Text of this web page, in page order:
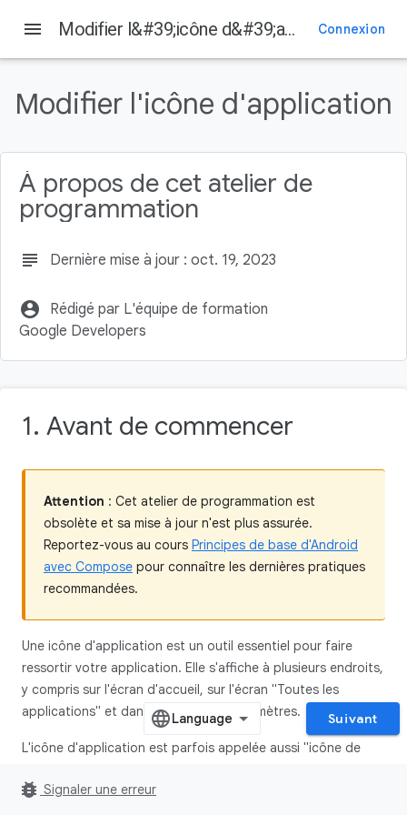
Avant de commencer
Conditions préalables
Objectifs de l'atelier
Ce dont vous avez besoin
menu Modifier l&#39;icône d&#39;application Connexion
Modifier l'icône d'application
À propos de cet atelier de
programmation
subject Dernière mise à jour : oct. 19, 2023
account_circle
Rédigé par L'équipe de formation
Google Developers
1. Avant de commencer
Attention : Cet atelier de programmation est
obsolète et sa mise à jour n'est plus assurée.
Reportez-vous au cours Principes de base d'Android
avec Compose pour connaître les dernières pratiques
recommandées.
Une icône d'application est un outil essentiel pour faire
ressortir votre application. Elle s'affiche à plusieurs endroits,
y compris sur l'écran d'accueil, sur l'écran "Toutes les
applications" et dans l'application Paramètres.
L'icône d'application est parfois appelée aussi "icône de
vous appuyez sur le bouton Accueil d'un appareil Android
Suivant
bug_report Signaler une erreur